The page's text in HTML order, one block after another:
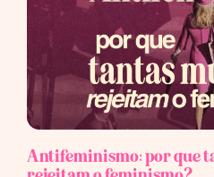
Antifeminismo: por que